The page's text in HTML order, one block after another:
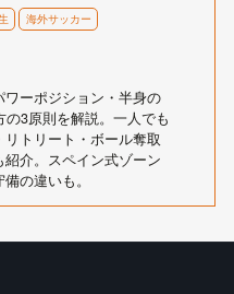
海外サッカー
ーポジション・半身の
3原則を解説。一人でも
トリート・ボール奪取
紹介。スペイン式ゾーン
の違いも。